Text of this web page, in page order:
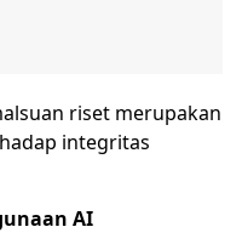
riset merupakan
integritas
AI